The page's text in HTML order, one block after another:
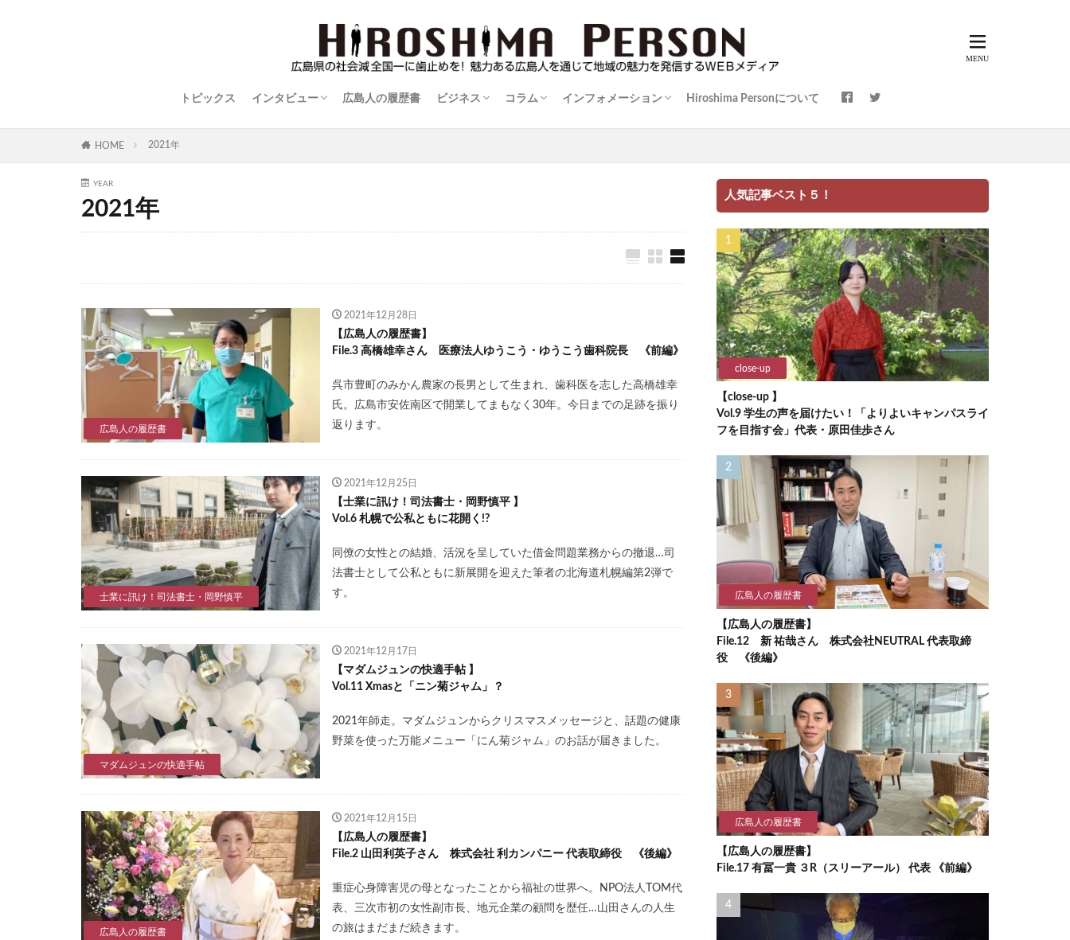
トピックス インタビュー 広島人の履歴書 ビジネス コラム インフォメーション Hiroshima Personについて
HOME 2021年
YEAR
2021年
広島人の履歴書
2021年12月28日
【広島人の履歴書】
File.3 高橋雄幸さん 医療法人ゆうこう・ゆうこう歯科院長 《前編》
呉市豊町のみかん農家の長男として生まれ、歯科医を志した高橋雄幸
氏。広島市安佐南区で開業してまもなく30年。今日までの足跡を振り
返ります。
士業に訊け！司法書士・岡野慎平
2021年12月25日
【士業に訊け！司法書士・岡野慎平 】
Vol.6 札幌で公私ともに花開く!?
同僚の女性との結婚、活況を呈していた借金問題業務からの撤退…司
法書士として公私ともに新展開を迎えた筆者の北海道札幌編第2弾で
す。
マダムジュンの快適手帖
2021年12月17日
【マダムジュンの快適手帖 】
Vol.11 Xmasと「ニン菊ジャム」？
2021年師走。マダムジュンからクリスマスメッセージと、話題の健康
野菜を使った万能メニュー「にん菊ジャム」のお話が届きました。
広島人の履歴書
2021年12月15日
【広島人の履歴書】
File.2 山田利英子さん 株式会社 利カンパニー 代表取締役 《後編》
重症心身障害児の母となったことから福祉の世界へ。NPO法人TOM代
表、三次市初の女性副市長、地元企業の顧問を歴任…山田さんの人生
の旅はまだまだ続きます。
人気記事ベスト５！
close-up
【close-up 】
Vol.9 学生の声を届けたい！「よりよいキャンパスライ
フを目指す会」代表・原田佳歩さん
広島人の履歴書
【広島人の履歴書】
File.12 新 祐哉さん 株式会社NEUTRAL 代表取締
役 《後編》
広島人の履歴書
【広島人の履歴書】
File.17 有冨一貴 ３R（スリーアール） 代表 《前編》